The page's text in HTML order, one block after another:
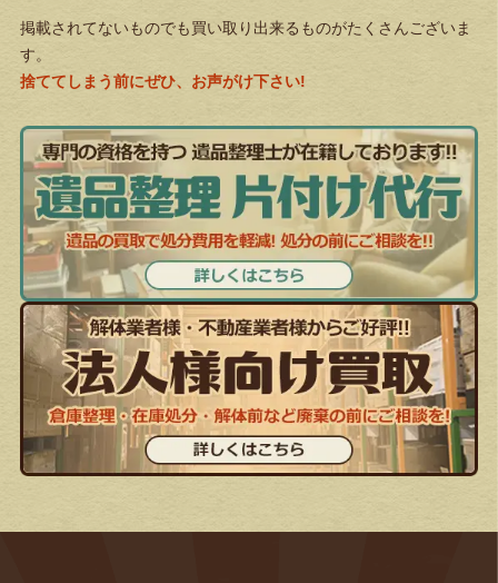
掲載されてないものでも買い取り出来るものがたくさんございま
す。
捨ててしまう前にぜひ、お声がけ下さい!